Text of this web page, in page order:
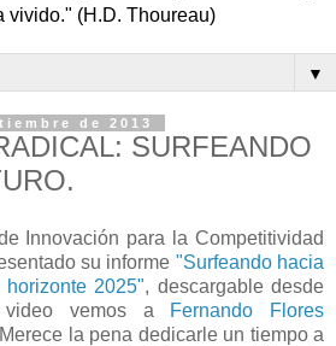
vivido." (H.D. Thoureau)
▼
de 2013
SURFEANDO
Innovación para la Competitividad
su informe "Surfeando hacia
2025", descargable desde
vemos a
Fernando Flores
la pena dedicarle un tiempo a